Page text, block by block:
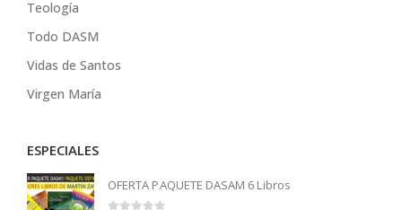
Teología
Todo DASM
Vidas de Santos
Virgen María
ESPECIALES
OFERTA PAQUETE DASAM 6 Libros